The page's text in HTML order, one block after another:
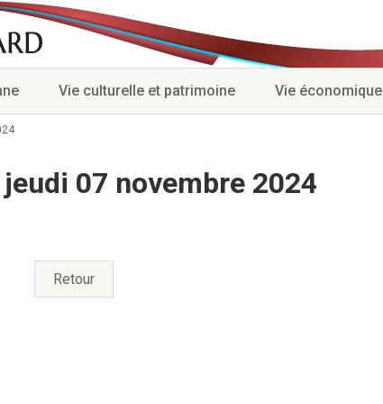
Vie culturelle et patrimoine Vie économique
07 novembre 2024
Retour